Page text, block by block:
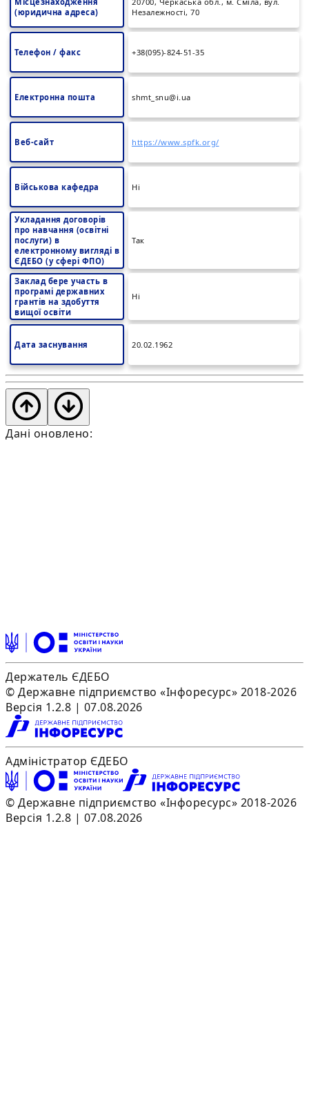
(юридична адреса)
Незалежності, 70
Телефон / факс +38(095)-824-51-35
Електронна пошта shmt_snu@i.ua
Веб-сайт https://www.spfk.org/
Військова кафедра Ні
Укладання договорів
про навчання (освітні
послуги) в
електронному вигляді в
ЄДЕБО (у сфері ФПО)
Так
Заклад бере участь в
програмі державних
грантів на здобуття
вищої освіти
Ні
Дата заснування 20.02.1962
Дані оновлено:
Держатель ЄДЕБО
© Державне підприємство «Інфоресурс» 2018-2026
Версія 1.2.8 | 07.08.2026
Адміністратор ЄДЕБО
© Державне підприємство «Інфоресурс» 2018-2026
Версія 1.2.8 | 07.08.2026